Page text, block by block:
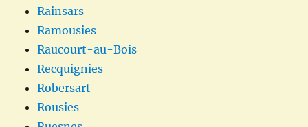
Rainsars
Ramousies
Raucourt-au-Bois
Recquignies
Robersart
Rousies